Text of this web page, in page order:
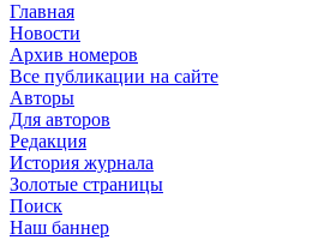
Главная
Новости
Архив номеров
Все публикации на сайте
Авторы
Для авторов
Редакция
История журнала
Золотые страницы
Поиск
Наш баннер